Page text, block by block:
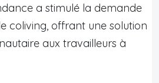
a stimulé la demande
coliving, offrant une solution
aux travailleurs à